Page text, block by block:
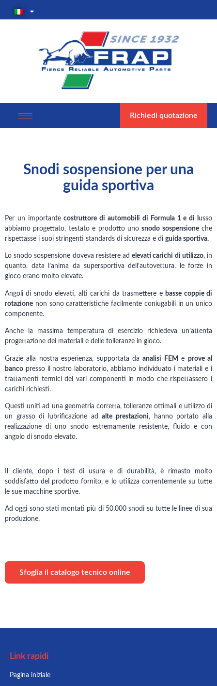
Richiedi quotazione
Snodi sospensione per una
guida sportiva
Per un importantecostruttore di automobili di Formula 1 e di l usso
abbiamo progettato, testato e prodotto unosnodo sospensioneche
rispettasse i suoi stringenti standards di sicurezza e di guida sportiva.
Lo snodo sospensione doveva resistere adelevati carichi di utilizzo, in
quanto, data l’anima da supersportiva dell’autovettura, le forze in
gioco erano molto elevate.
Angoli di snodo elevati, alti carichi da trasmettere e basse coppie di
rotazione non sono caratteristiche facilmente coniugabili in un unico
componente.
Anche la massima temperatura di esercizio richiedeva un’attenta
progettazione dei materiali e delle tolleranze in gioco.
Grazie alla nostra esperienza, supportata daanalisi FEM e prove al
banco presso il nostro laboratorio, abbiamo individuato i materiali e i
trattamenti termici dei vari componenti in modo che rispettassero i
carichi richiesti.
Questi uniti ad una geometria corretta, tolleranze ottimali e utilizzo di
un grasso di lubrificazione adalte prestazioni, hanno portato alla
realizzazione di uno snodo estremamente resistente, fluido e con
angolo di snodo elevato.
Il cliente, dopo i test di usura e di durabilità, è rimasto molto
soddisfatto del prodotto fornito, e lo utilizza correntemente su tutte
le sue macchine sportive.
Ad oggi sono stati montati più di 50.000 snodi su tutte le linee di sua
produzione.
Sfoglia il catalogo tecnico online
Link rapidi
Pagina iniziale